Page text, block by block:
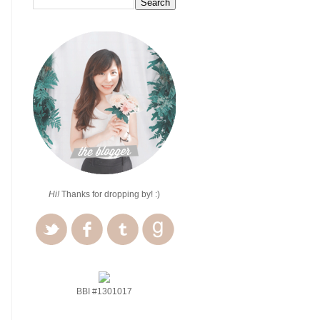
Hi! Thanks for dropping by! :)
BBI #1301017